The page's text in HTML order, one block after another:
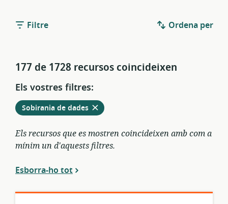
Filtre Ordena per
177 de 1728 recursos coincideixen
Els vostres filtres:
Elimina
Sobirania de dadesdels
filtres
actuals
Els recursos que es mostren coincideixen amb com a
mínim un d'aquests filtres.
Esborra-ho tot